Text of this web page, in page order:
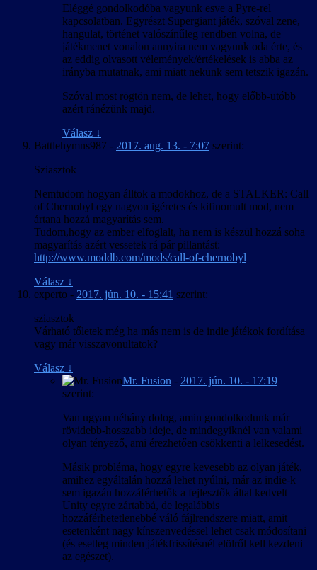
Eléggé gondolkodóba vagyunk esve a Pyre-rel
kapcsolatban. Egyrészt Supergiant játék, szóval zene,
hangulat, történet valószínűleg rendben volna, de
játékmenet vonalon annyira nem vagyunk oda érte, és
az eddig olvasott vélemények/értékelések is abba az
irányba mutatnak, ami miatt nekünk sem tetszik igazán.
Szóval most rögtön nem, de lehet, hogy előbb-utóbb
azért ránézünk majd.
Válasz ↓
Battlehymns987 - 2017. aug. 13. - 7:07 szerint:
Sziasztok
Nemtudom hogyan álltok a modokhoz, de a STALKER: Call
of Chernobyl egy nagyon igéretes és kifinomult mod, nem
ártana hozzá magyarítás sem.
Tudom,hogy az ember elfoglalt, ha nem is készül hozzá soha
magyarítás azért vessetek rá pár pillantást:
http://www.moddb.com/mods/call-of-chernobyl
Válasz ↓
experto - 2017. jún. 10. - 15:41 szerint:
sziasztok
Várható tőletek még ha más nem is de indie játékok fordítása
vagy már visszavonultatok?
Válasz ↓
Mr. Fusion - 2017. jún. 10. - 17:19
szerint:
Van ugyan néhány dolog, amin gondolkodunk már
rövidebb-hosszabb ideje, de mindegyiknél van valami
olyan tényező, ami érezhetően csökkenti a lelkesedést.
Másik probléma, hogy egyre kevesebb az olyan játék,
amihez egyáltalán hozzá lehet nyúlni, már az indie-k
sem igazán hozzáférhetők a fejlesztők által kedvelt
Unity egyre zártabbá, de legalábbis
hozzáférhetetlenebbé váló fájlrendszere miatt, amit
esetenként nagy kínszenvedéssel lehet csak módosítani
(és esetleg minden játékfrissítésnél elölről kell kezdeni
az egészet).